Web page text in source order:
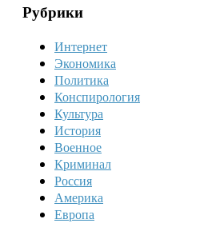
Рубрики
Интернет
Экономика
Политика
Конспирология
Культура
История
Военное
Криминал
Россия
Америка
Европа